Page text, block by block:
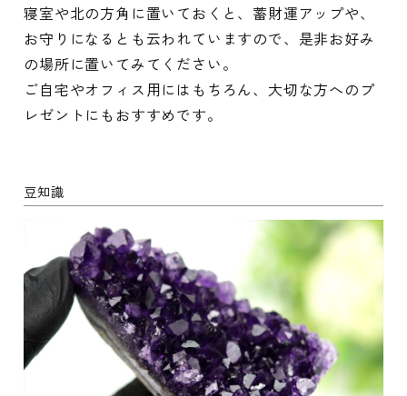
寝室や北の方角に置いておくと、蓄財運アップや、
お守りになるとも云われていますので、是非お好み
の場所に置いてみてください。
ご自宅やオフィス用にはもちろん、大切な方へのプ
レゼントにもおすすめです。
豆知識